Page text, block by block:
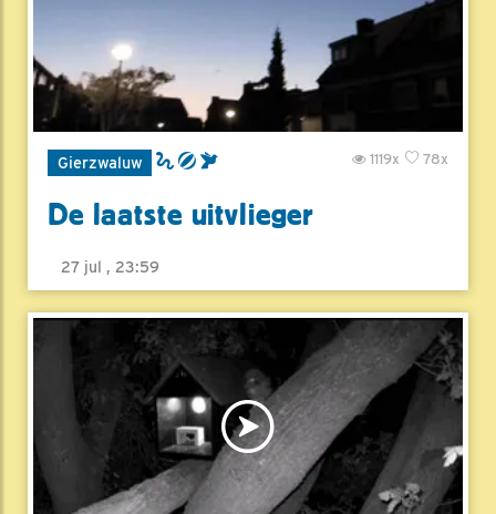
Gierzwaluw 78x
1119x
De laatste uitvlieger
27 jul , 23:59